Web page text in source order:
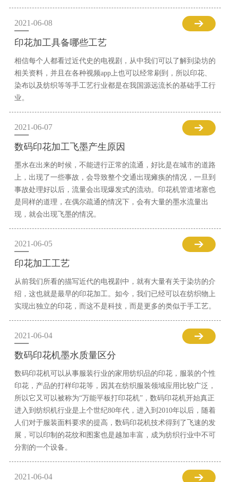
2021-06-08
印花加工具备哪些工艺
相信每个人都看过近代史的电视剧，从中我们可以了解到染坊的
相关资料，并且在各种视频app上也可以经常刷到，所以印花、
染布以及纺织等等手工艺行业都是在我国源远流长的基础手工行
业。
2021-06-07
数码印花加工飞墨产生原因
墨水在出来的时候，不能进行正常的流通，好比是在城市的道路
上，出现了一些事故，会导致整个交通出现瘫痪的情况，一旦到
事故处理好以后，流量会出现爆发式的流动。印花机管道堵塞也
是同样的道理，在偶尔疏通的情况下，会有大量的墨水流量出
现，就会出现飞墨的情况。
2021-06-05
印花加工工艺
从前我们所看的描写近代的电视剧中，就有大量有关于染坊的介
绍，这也就是最早的印花加工。如今，我们已经可以在纺织物上
实现出独立的印花，而这不是科技，而是更多的类似于手工艺。
2021-06-04
数码印花机墨水质量区分
数码印花机可以从事服装行业的家用纺织品的印花，服装的个性
印花，产品的打样印花等，因其在纺织服装领域应用比较广泛，
所以它又可以被称为“万能平板打印花机”，数码印花机开始真正
进入到纺织机行业是上个世纪80年代，进入到2010年以后，随着
人们对于服装面料要求的提高，数码印花机技术得到了飞速的发
展，可以印制的花纹和图案也是越加丰富，成为纺织行业中不可
分割的一个设备。
2021-06-04